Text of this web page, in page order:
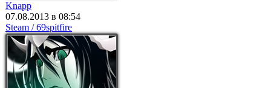
Knapp
07.08.2013 в 08:54
Steam / 69spitfire